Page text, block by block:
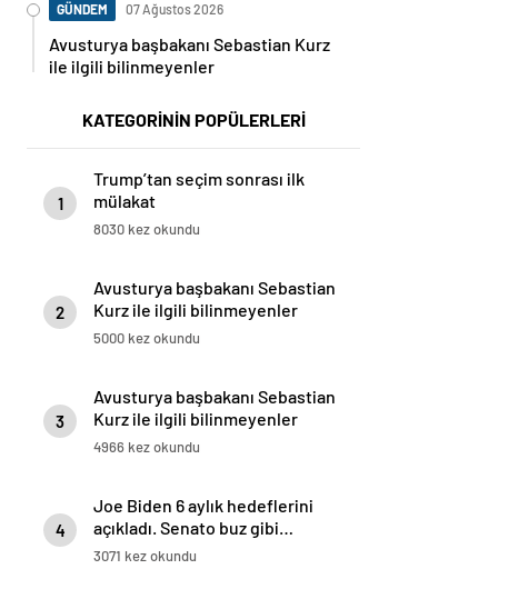
GÜNDEM 07 Ağustos 2026
Avusturya başbakanı Sebastian Kurz
ile ilgili bilinmeyenler
KATEGORİNİN POPÜLERLERİ
1
Trump’tan seçim sonrası ilk
mülakat
8030 kez okundu
2
Avusturya başbakanı Sebastian
Kurz ile ilgili bilinmeyenler
5000 kez okundu
3
Avusturya başbakanı Sebastian
Kurz ile ilgili bilinmeyenler
4966 kez okundu
4
Joe Biden 6 aylık hedeflerini
açıkladı. Senato buz gibi…
3071 kez okundu